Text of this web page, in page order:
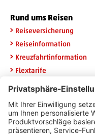
Rund ums Reisen
Reiseversicherung
Reiseinformation
Kreuzfahrtinformation
Flextarife
Widerruf HanseMerkur
Newsletteranmeldung